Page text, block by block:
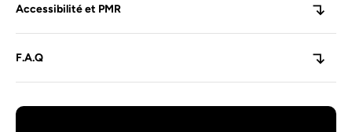
Accessibilité et PMR
F.A.Q